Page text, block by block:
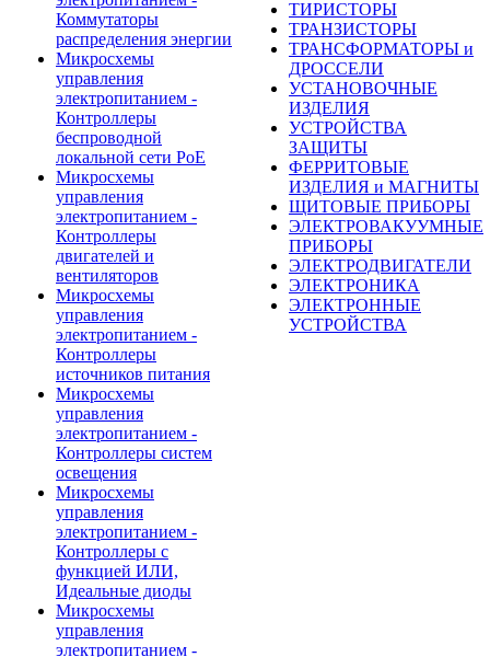
Коммутаторы
распределения энергии
Микросхемы
управления
электропитанием -
Контроллеры
беспроводной
локальной сети PoE
Микросхемы
управления
электропитанием -
Контроллеры
двигателей и
вентиляторов
Микросхемы
управления
электропитанием -
Контроллеры
источников питания
Микросхемы
управления
электропитанием -
Контроллеры систем
освещения
Микросхемы
управления
электропитанием -
Контроллеры с
функцией ИЛИ,
Идеальные диоды
Микросхемы
управления
электропитанием -
ТИРИСТОРЫ
ТРАНЗИСТОРЫ
ТРАНСФОРМАТОРЫ и
ДРОССЕЛИ
УСТАНОВОЧНЫЕ
ИЗДЕЛИЯ
УСТРОЙСТВА
ЗАЩИТЫ
ФЕРРИТОВЫЕ
ИЗДЕЛИЯ и МАГНИТЫ
ЩИТОВЫЕ ПРИБОРЫ
ЭЛЕКТРОВАКУУМНЫЕ
ПРИБОРЫ
ЭЛЕКТРОДВИГАТЕЛИ
ЭЛЕКТРОНИКА
ЭЛЕКТРОННЫЕ
УСТРОЙСТВА